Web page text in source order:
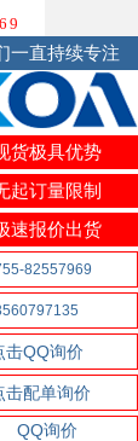
价
一直持续专注
货极具优势
起订量限制
速报价出货
82557969
击QQ询价
击配单询价
QQ询价